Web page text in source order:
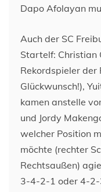
Dapo Afolayan
Auch der SC
Startelf: Christian
Rekordspieler der
Glückwunsch!),
kamen anstelle
und Jordy
welcher Position
möchte (rechter
Rechtsaußen)
3-4-2-1 oder 4-